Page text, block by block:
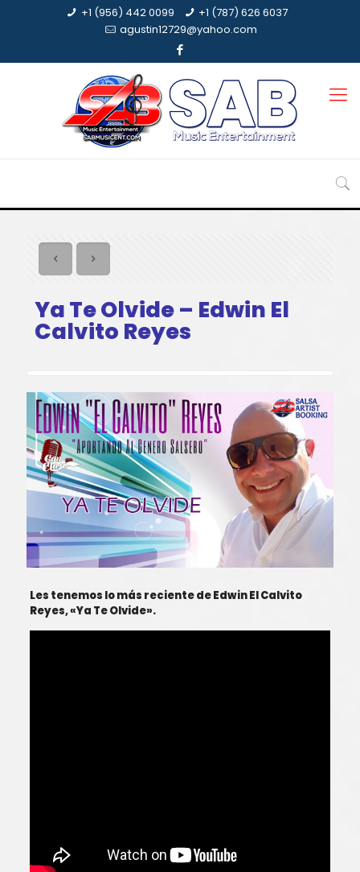
+1 (956) 442 0099
+1 (787) 626 6037
agustin12729@yahoo.com
Ya Te Olvide – Edwin El
Calvito Reyes
Les tenemos lo más reciente de Edwin El Calvito
Reyes, «Ya Te Olvide».